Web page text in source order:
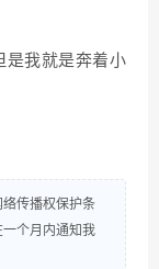
是我就是奔着小
传播权保护条
个月内通知我